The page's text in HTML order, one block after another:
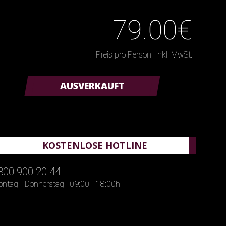
79.00€
Preis pro Person. Inkl. MwSt.
AUSVERKAUFT
KOSTENLOSE HOTLINE
900 20 44
- Donnerstag | 09:00 - 18:00h